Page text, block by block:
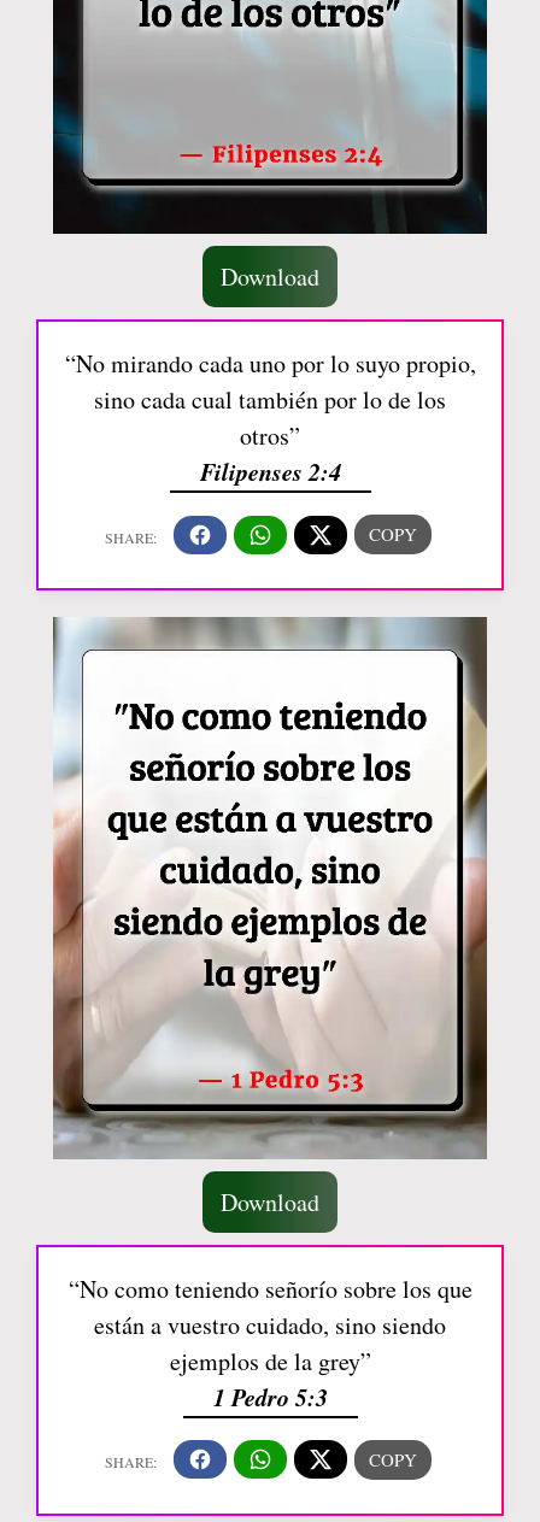
Download
“No mirando cada uno por lo suyo propio,
sino cada cual también por lo de los
otros”
Filipenses 2:4
Download
“No como teniendo señorío sobre los que
están a vuestro cuidado, sino siendo
ejemplos de la grey”
1 Pedro 5:3